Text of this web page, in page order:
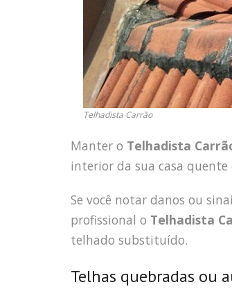
Telhadista Carrão
Manter o Telhadista
interior da sua casa quente
Se você notar danos ou
profissional o Telhadista
telhado substituído.
Telhas quebradas ou